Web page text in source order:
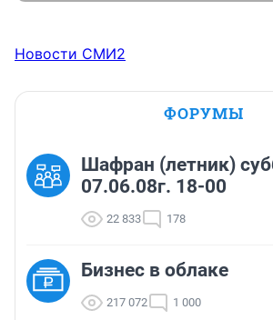
Новости СМИ2
ФОРУМЫ
Шафран (летник)
07.06.08г. 18-00
22 833 178
Бизнес в облаке
217 072 1 000